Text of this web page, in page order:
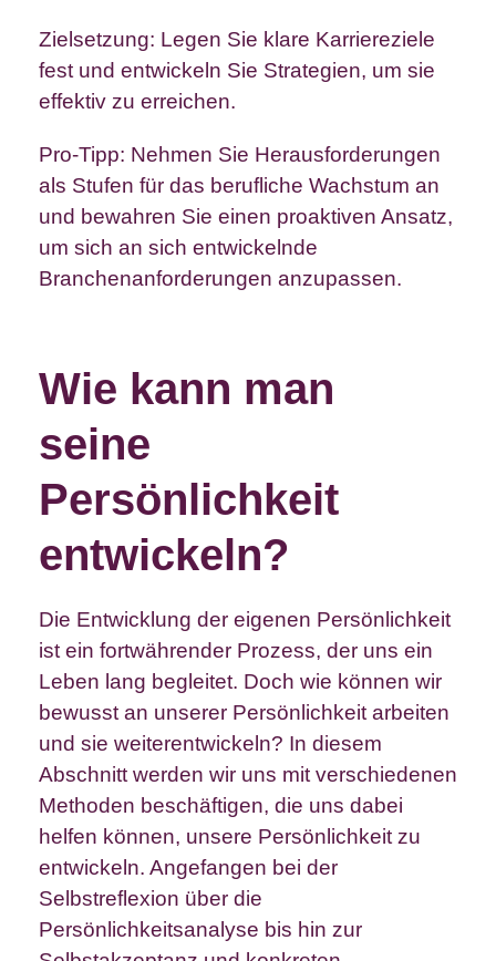
Zielsetzung: Legen Sie klare Karriereziele
fest und entwickeln Sie Strategien, um sie
effektiv zu erreichen.
Pro-Tipp: Nehmen Sie Herausforderungen
als Stufen für das berufliche Wachstum an
und bewahren Sie einen proaktiven Ansatz,
um sich an sich entwickelnde
Branchenanforderungen anzupassen.
Wie kann man
seine
Persönlichkeit
entwickeln?
Die Entwicklung der eigenen Persönlichkeit
ist ein fortwährender Prozess, der uns ein
Leben lang begleitet. Doch wie können wir
bewusst an unserer Persönlichkeit arbeiten
und sie weiterentwickeln? In diesem
Abschnitt werden wir uns mit verschiedenen
Methoden beschäftigen, die uns dabei
helfen können, unsere Persönlichkeit zu
entwickeln. Angefangen bei der
Selbstreflexion über die
Persönlichkeitsanalyse bis hin zur